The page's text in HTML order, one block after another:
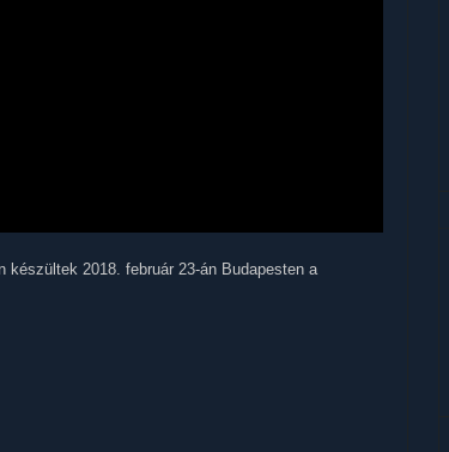
készültek 2018. február 23-án Budapesten a